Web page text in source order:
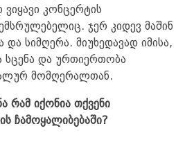
კონცერტის
ჯერ კიდევ მაშინ
და სიმღერა. მიუხედავად იმისა,
სცენა და ურთიერთობა
მომღერალთან.
რამ იქონია თქვენი
ჩამოყალიბებაში?